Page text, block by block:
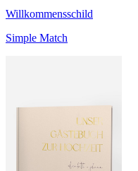
Willkommensschild
Simple Match